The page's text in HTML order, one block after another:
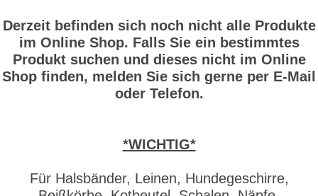
Derzeit befinden sich noch nicht alle Produkte
im Online Shop. Falls Sie ein bestimmtes
Produkt suchen und dieses nicht im Online
Shop finden, melden Sie sich gerne per E-Mail
oder Telefon.
*WICHTIG*
Für Halsbänder, Leinen, Hundegeschirre,